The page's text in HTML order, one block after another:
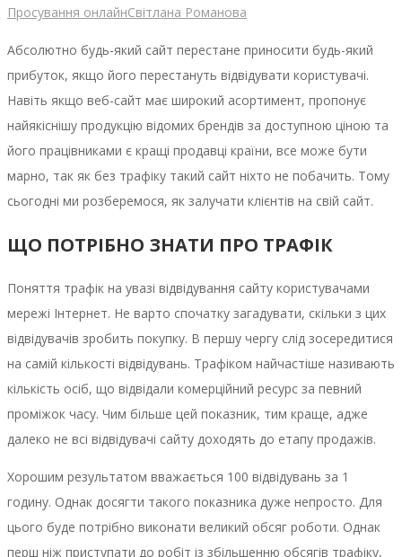
Просування онлайнСвітлана Романова
Абсолютно будь-який сайт перестане приносити будь-який
прибуток, якщо його перестануть відвідувати користувачі.
Навіть якщо веб-сайт має широкий асортимент, пропонує
найякіснішу продукцію відомих брендів за доступною ціною та
його працівниками є кращі продавці країни, все може бути
марно, так як без трафіку такий сайт ніхто не побачить. Тому
сьогодні ми розберемося, як залучати клієнтів на свій сайт.
ЩО ПОТРІБНО ЗНАТИ ПРО ТРАФІК
Поняття трафік на увазі відвідування сайту користувачами
мережі Інтернет. Не варто спочатку загадувати, скільки з цих
відвідувачів зробить покупку. В першу чергу слід зосередитися
на самій кількості відвідувань. Трафіком найчастіше називають
кількість осіб, що відвідали комерційний ресурс за певний
проміжок часу. Чим більше цей показник, тим краще, адже
далеко не всі відвідувачі сайту доходять до етапу продажів.
Хорошим результатом вважається 100 відвідувань за 1
годину. Однак досягти такого показника дуже непросто. Для
цього буде потрібно виконати великий обсяг роботи. Однак
перш ніж приступати до робіт із збільшенню обсягів трафіку,